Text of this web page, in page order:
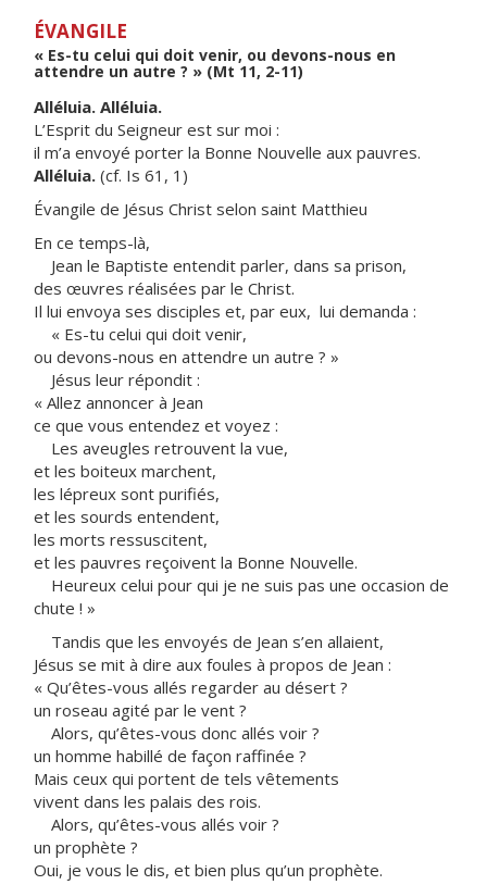
ÉVANGILE
« Es-tu celui qui doit venir, ou devons-nous en
attendre un autre ? » (Mt 11, 2-11)
Alléluia. Alléluia.
L’Esprit du Seigneur est sur moi :
il m’a envoyé porter la Bonne Nouvelle aux pauvres.
Alléluia. (cf. Is 61, 1)
Évangile de Jésus Christ selon saint Matthieu
En ce temps-là,
Jean le Baptiste entendit parler, dans sa prison,
des œuvres réalisées par le Christ.
Il lui envoya ses disciples et, par eux, lui demanda :
« Es-tu celui qui doit venir,
ou devons-nous en attendre un autre ? »
Jésus leur répondit :
« Allez annoncer à Jean
ce que vous entendez et voyez :
Les aveugles retrouvent la vue,
et les boiteux marchent,
les lépreux sont purifiés,
et les sourds entendent,
les morts ressuscitent,
et les pauvres reçoivent la Bonne Nouvelle.
Heureux celui pour qui je ne suis pas une occasion de
chute ! »
Tandis que les envoyés de Jean s’en allaient,
Jésus se mit à dire aux foules à propos de Jean :
« Qu’êtes-vous allés regarder au désert ?
un roseau agité par le vent ?
Alors, qu’êtes-vous donc allés voir ?
un homme habillé de façon raffinée ?
Mais ceux qui portent de tels vêtements
vivent dans les palais des rois.
Alors, qu’êtes-vous allés voir ?
un prophète ?
Oui, je vous le dis, et bien plus qu’un prophète.